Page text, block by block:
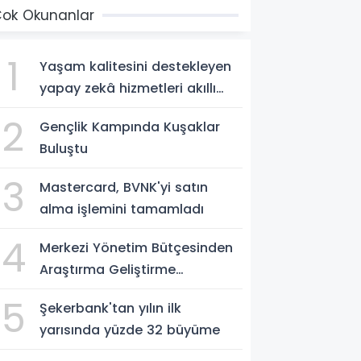
Okunanlar
1
Yaşam kalitesini destekleyen
yapay zekâ hizmetleri akıllı
altyapı kadar önemli
2
Gençlik Kampında Kuşaklar
Buluştu
3
Mastercard, BVNK'yi satın
alma işlemini tamamladı
4
Merkezi Yönetim Bütçesinden
Araştırma Geliştirme
ve Harcamalar, 2026
5
Şekerbank'tan yılın ilk
yarısında yüzde 32 büyüme